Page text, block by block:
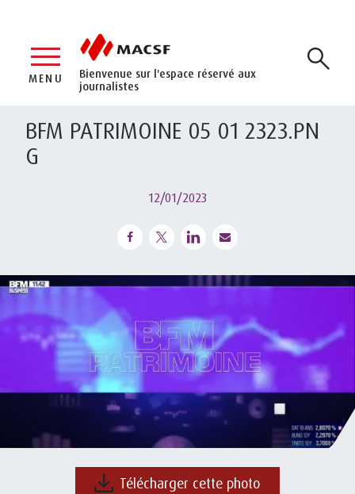
Bienvenue sur l'espace réservé aux
journalistes
MENU
BFM PATRIMOINE 05 01 2323.PN
G
12/01/2023
Télécharger cette photo